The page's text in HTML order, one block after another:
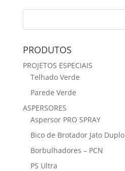
PRODUTOS
PROJETOS ESPECIAIS
Telhado Verde
Parede Verde
ASPERSORES
Aspersor PRO SPRAY
Bico de Brotador Jato Duplo
Borbulhadores – PCN
PS Ultra